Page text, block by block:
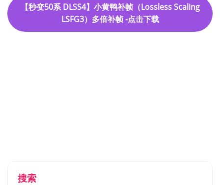
【秒变50系 DLSS4】小黄鸭补帧（Lossless Scaling
LSFG3）多倍补帧 -点击下载
搜索